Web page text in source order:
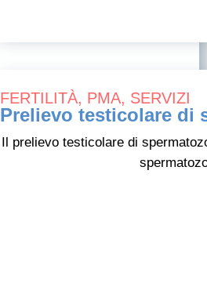
FERTILITÀ, PMA, SERVIZI
Prelievo testicolare di
Il prelievo testicolare di